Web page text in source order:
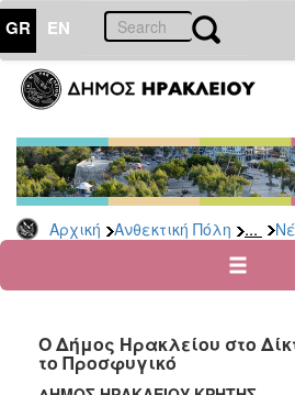
GR EN
Αρχική Ανθεκτική Πόλη ...
ΑΝΘΕΚΤΙΚΗ
ΠΟΛΗ
Κοινωνική
Πολιτική
Νέα
Ανακοινώσεις
για
Οικονομική
Αδυναμία
Ο Δήμος Ηρακλείου στο
το Προσφυγικό